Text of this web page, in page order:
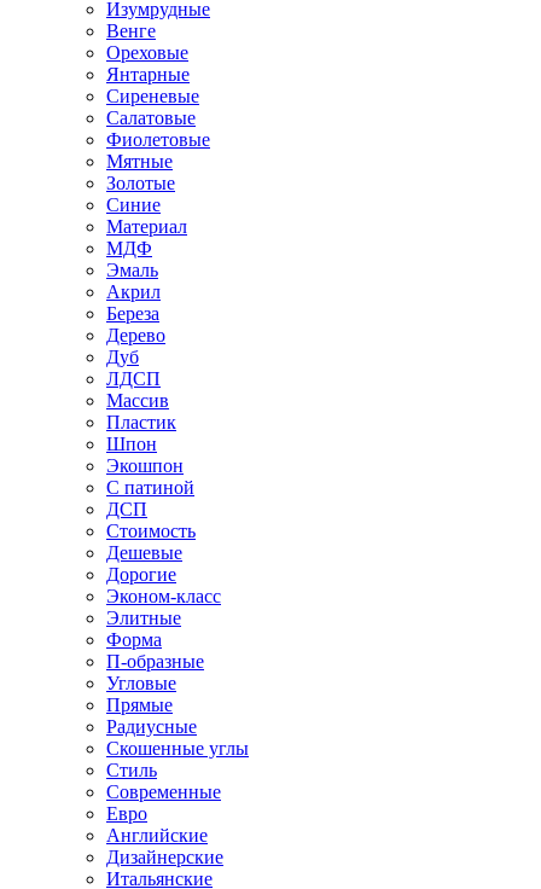
Изумрудные
Венге
Ореховые
Янтарные
Сиреневые
Салатовые
Фиолетовые
Мятные
Золотые
Синие
Материал
МДФ
Эмаль
Акрил
Береза
Дерево
Дуб
ЛДСП
Массив
Пластик
Шпон
Экошпон
С патиной
ДСП
Стоимость
Дешевые
Дорогие
Эконом-класс
Элитные
Форма
П-образные
Угловые
Прямые
Радиусные
Скошенные углы
Стиль
Современные
Евро
Английские
Дизайнерские
Итальянские